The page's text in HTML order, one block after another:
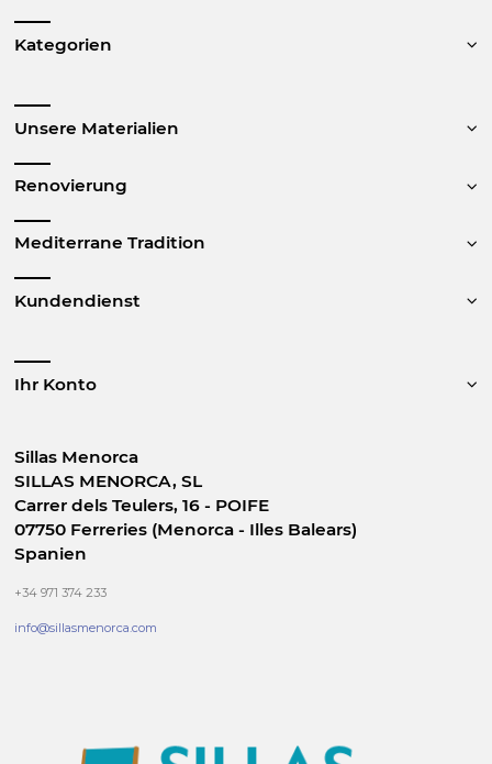
Kategorien
Unsere Materialien
Renovierung
Mediterrane Tradition
Kundendienst
Ihr Konto
Sillas Menorca
SILLAS MENORCA, SL
Carrer dels Teulers, 16 - POIFE
07750 Ferreries (Menorca - Illes Balears)
Spanien
+34 971 374 233
info@sillasmenorca.com